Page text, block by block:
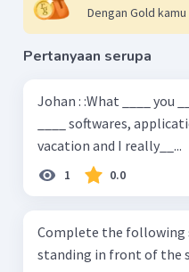
Dengan Gold
Pertanyaan serupa
Johan : :What ____ you ____, Hans? Hans : I ____ a technical engineer. I
____ softwares,
vacation and I really__...
1 0.0
Complete the following
standing in front of the